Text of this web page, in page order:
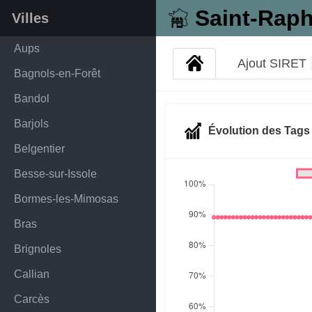
Saint-
Villes
Aups
Bagnols-en-Forêt
Bandol
Barjols
Belgentier
Besse-sur-Issole
Bormes-les-Mimosas
Bras
Brignoles
Callian
Carcès
Ajout SIRET
Évolution des